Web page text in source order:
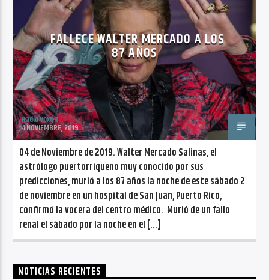
NO TITLES AVAILABLE
Radio VoxQR
FALLECE WALTER MERCADO A LOS
87 AÑOS
Radio VoxQR
4 NOVIEMBRE, 2019
04 de Noviembre de 2019. Walter Mercado Salinas, el
astrólogo puertorriqueño muy conocido por sus
predicciones, murió a los 87 años la noche de este sábado 2
de noviembre en un hospital de San Juan, Puerto Rico,
confirmó la vocera del centro médico. Murió de un fallo
renal el sábado por la noche en el […]
NOTICIAS RECIENTES